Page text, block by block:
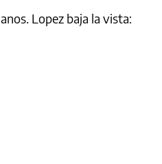
Lopez baja la vista: